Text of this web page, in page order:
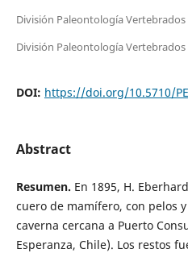
División Paleontología Vertebrados
División Paleontología Vertebrados
DOI: https://doi.org/10.5710/
Abstract
Resumen. En 1895, H.
cuero de mamífero, con pelos
caverna cercana a Puerto
Esperanza, Chile). Los restos